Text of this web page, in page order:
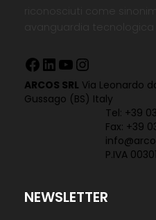
riconosciuti come
Facebook
LinkedInYouTube
ARCOS SRL Via Leonardo
Gussago (BS) Italy
Tel: +39
Fax: +39
P.IVA
NEWSLETTER